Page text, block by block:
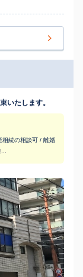
いたします。
相続の相談可 / 離婚